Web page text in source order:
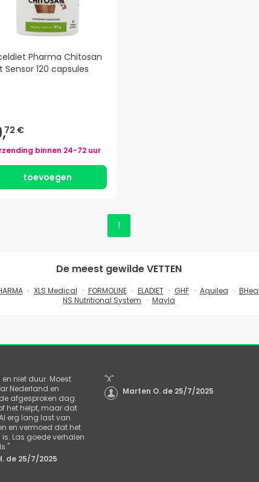
Pharma Chitosan
Sensor 120 capsules
72 €
binnen 24-72 uur
toevoegen
1
De meest gewildeVETTEN
XLS Medical FORMOLINE ELADIET GHF Aquilea
NS Nutritional System
Mayla
en niet duur. Moest
Nederland en
afgesproken dag.
het helpt, maar dat
erg lang last van
en vermoed dat het
Las goede verhalen
"
de 25/7/2025
"X"
Marten O. de 25/7/2025